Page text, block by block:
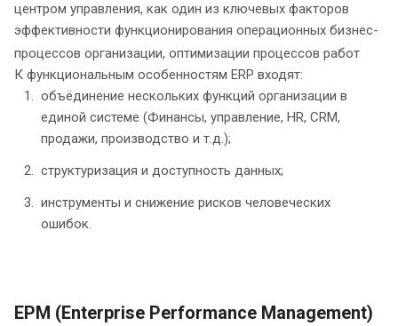
центром управления, как один из ключевых факторов
эффективности функционирования операционных бизнес-
процессов организации, оптимизации процессов работ
К функциональным особенностям ERP входят:
объёдинение нескольких функций организации в
единой системе (Финансы, управление, HR, CRM,
продажи, производство и т.д.);
структуризация и доступность данных;
инструменты и снижение рисков человеческих
ошибок.
EPM (Enterprise Performance Management)